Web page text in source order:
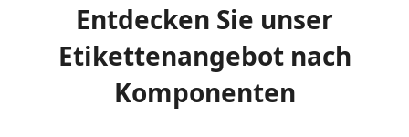
Entdecken Sie unser
Etikettenangebot nach
Komponenten